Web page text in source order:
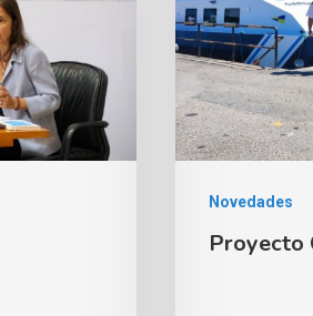
Novedades
Proyecto